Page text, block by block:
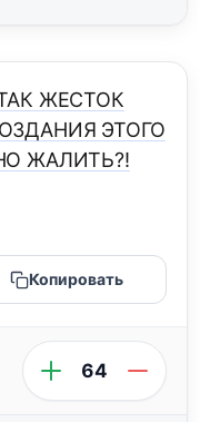
ЖЕСТОК
ЭТОГО
ЖАЛИТЬ?!
Копировать
64